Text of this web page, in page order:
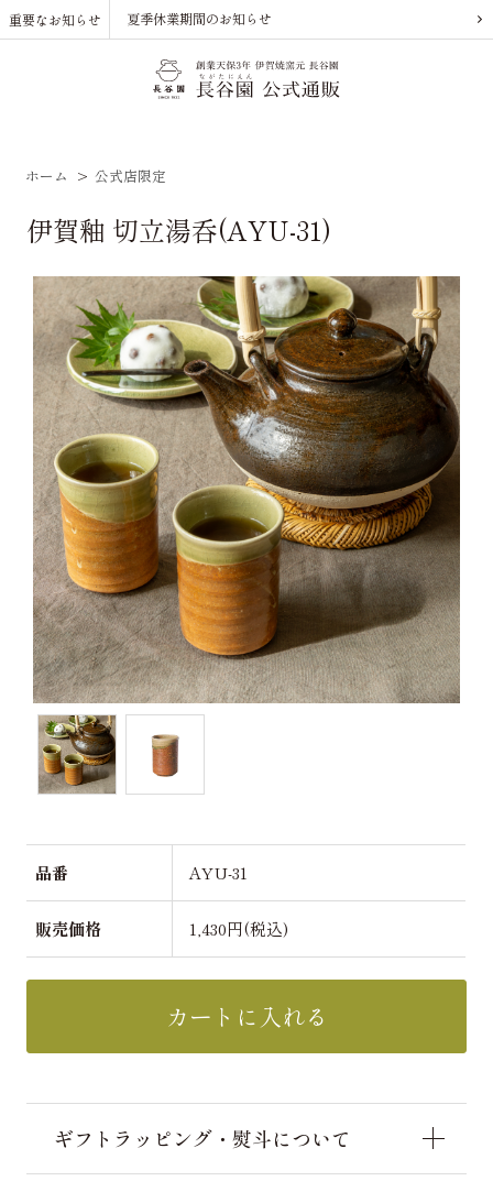
重要なお知らせ 夏季休業期間のお知らせ
ホーム > 公式店限定
伊賀釉 切立湯呑(AYU-31)
品番 AYU-31
販売価格 1,430円(税込)
カートに入れる
ギフトラッピング・熨斗について